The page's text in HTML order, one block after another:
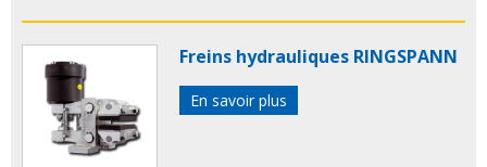
Freins hydrauliques RINGSPANN
En savoir plus